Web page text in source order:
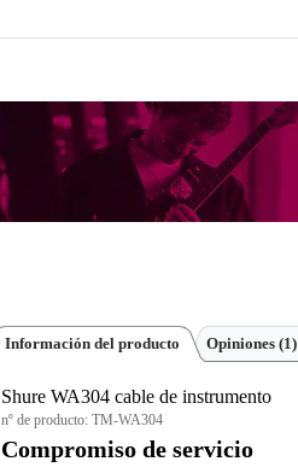
Información del producto Opiniones (1)
Shure WA304 cable de instrumento
nº de producto: TM-WA304
Compromiso de servicio